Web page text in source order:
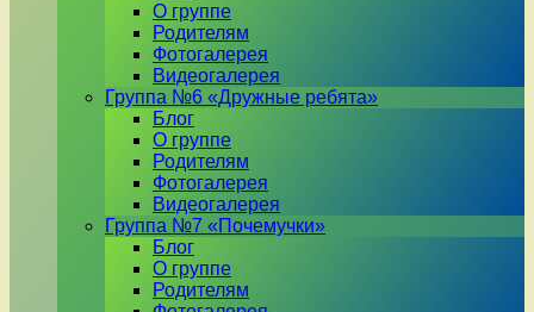
О группе
Родителям
Фотогалерея
Видеогалерея
Группа №6 «Дружные ребята»
Блог
О группе
Родителям
Фотогалерея
Видеогалерея
Группа №7 «Почемучки»
Блог
О группе
Родителям